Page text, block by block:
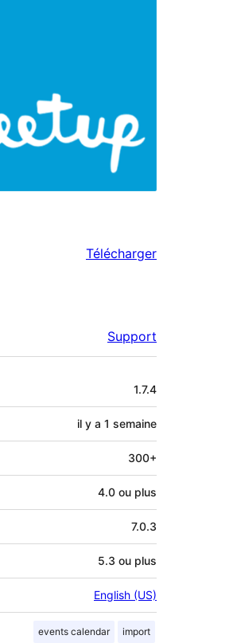
Télécharger
Support
1.7.4
il y a 1 semaine
300+
4.0 ou plus
7.0.3
5.3 ou plus
English (US)
events calendar import